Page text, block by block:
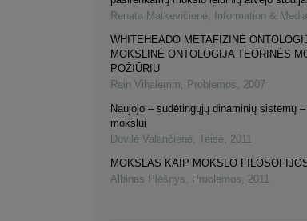
Renata Matkevičienė, Information & Media
WHITEHEADO METAFIZINĖ
MOKSLINĖ ONTOLOGIJA TEORINĖS
POŽIŪRIU
Rein Vihalemm, Problemos, 2007
Naujojo – sudėtingųjų dinaminių sistemų
mokslui
Dovilė Valančienė, Teisė, 2011
MOKSLAS KAIP MOKSLO
Albinas Plėšnys, Problemos, 2011